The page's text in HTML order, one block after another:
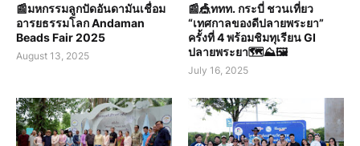
📰มหกรรมลูกปัดอันดามันเชื่อม
อารยธรรมโลก Andaman
Beads Fair 2025
August 13, 2025
📰🎪ททท. กระบี่ ชวนเที่ยว
“เทศกาลของดีปลายพระยา”
ครั้งที่ 4 พร้อมชิมทุเรียน GI
ปลายพระยา🗺️⛰️🖼️
July 16, 2025